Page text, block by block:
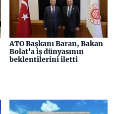
ATO Başkanı Baran, Bakan
Bolat'a iş dünyasının
beklentilerini iletti